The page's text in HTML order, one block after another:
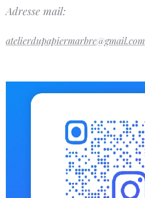
Adresse mail:
atelierdupapiermarbre@gmail.com